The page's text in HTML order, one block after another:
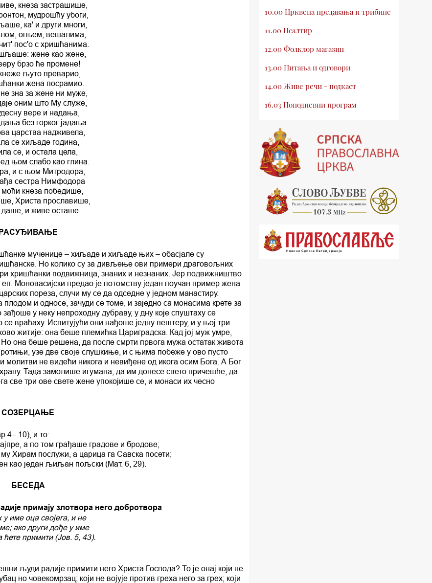
кнеза застрашише,
мудрошћу убоги,
ка' и други многи,
огњем, вешалима,
пос'о с хришћанима.
жене као жене,
брзо ће промене!
љуто преварио,
жена посрамио.
зна за жене ни муже,
оним што Му служе,
вере и надања,
без горког јадања.
царства надживела,
се хиљаде година,
се, и остала цела,
њом слабо као глина.
и с њом Митродора,
сестра Нимфодора
кнеза победише,
Христа прославише,
и живе осташе.
мученице – хиљаде и хиљаде њих – обасјале су
Но колико су за дивљење ови примери драговољних
хришћанки подвижница, знаних и незнаних. Јер подвижништво
Моновасијски предао је потомству један поучан пример жена
пореза, случи му се да одседне у једном манастиру.
и односе, зачуди се томе, и заједно са монасима крете за
у неку непроходну дубраву, у дну које спуштаху се
враћаху. Испитујући они нађоше једну пештеру, и у њој три
житије: она беше племићка Цариградска. Кад јој муж умре,
Но она беше решена, да после смрти првога мужа остатак живота
узе две своје слушкиње, и с њима побеже у ово пусто
молитви не видећи никога и невиђене од икога осим Бога. А Бог
Тада замолише игумана, да им донесе свето причешће, да
све три ове свете жене упокојише се, и монаси их чесно
СОЗЕРЦАЊЕ
4– 10), и то:
а по том грађаше градове и бродове;
Хирам послужи, а царица га Савска посети;
као један љиљан пољски (Мат. 6, 29).
БЕСЕДА
примају злотвора него добротвора
у име оца својега, и не
ако други дође у име
ћете примити (Јов. 5, 43).
људи радије примити него Христа Господа? То је онај који не
но човекомрзац; који не војује против греха него за грех; који
10.00 Црквена предавања и трибине
11.00 Псалтир
12.00 Фолклор магазин
13.00 Питања и одговори
14.00 Живе речи - подкаст
16.03 Поподневни програм
19.03 Млади у Цркви
19.30 Вечерње молитве
20.00 Вести из Цркве
20.15 Реч архијереја
20.30 Хроника Архиепископије
21.03 Врлинослов
22.03 Црквена предавања и трибине